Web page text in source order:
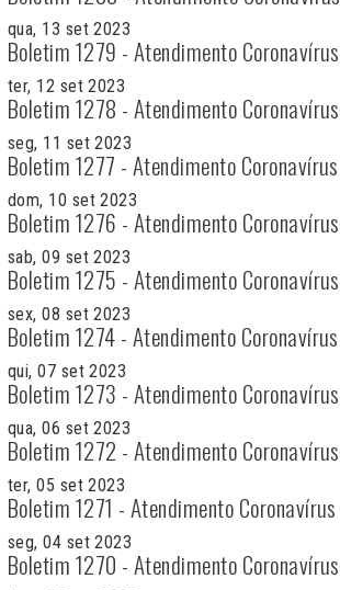
qua, 13 set 2023
Boletim 1279 - Atendimento Coronavírus
ter, 12 set 2023
Boletim 1278 - Atendimento Coronavírus
seg, 11 set 2023
Boletim 1277 - Atendimento Coronavírus
dom, 10 set 2023
Boletim 1276 - Atendimento Coronavírus
sab, 09 set 2023
Boletim 1275 - Atendimento Coronavírus
sex, 08 set 2023
Boletim 1274 - Atendimento Coronavírus
qui, 07 set 2023
Boletim 1273 - Atendimento Coronavírus
qua, 06 set 2023
Boletim 1272 - Atendimento Coronavírus
ter, 05 set 2023
Boletim 1271 - Atendimento Coronavírus
seg, 04 set 2023
Boletim 1270 - Atendimento Coronavírus